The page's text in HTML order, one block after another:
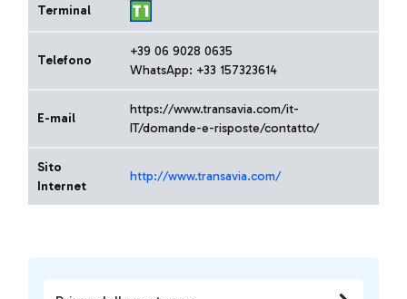
Terminal
Telefono
+39 06 9028 0635
WhatsApp: +33 157323614
E-mail
https://www.transavia.com/it-
IT/domande-e-risposte/contatto/
Sito
Internet
http://www.transavia.com/